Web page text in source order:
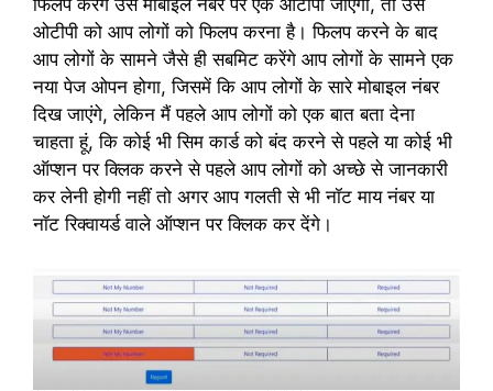
ओटीपी को आप लोगों को फिलप करना है। फिलप करने के बाद
आप लोगों के सामने जैसे ही सबमिट करेंगे आप लोगों के सामने एक
नया पेज ओपन होगा, जिसमें कि आप लोगों के सारे मोबाइल नंबर
दिख जाएंगे, लेकिन मैं पहले आप लोगों को एक बात बता देना
चाहता हूं, कि कोई भी सिम कार्ड को बंद करने से पहले या कोई भी
ऑप्शन पर क्लिक करने से पहले आप लोगों को अच्छे से जानकारी
कर लेनी होगी नहीं तो अगर आप गलती से भी नॉट माय नंबर या
नॉट रिक्वायर्ड वाले ऑप्शन पर क्लिक कर देंगे।